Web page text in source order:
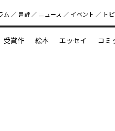
好書好日
ム 書評 ニュース イベント ト
受賞作 絵本 エッセイ コミ